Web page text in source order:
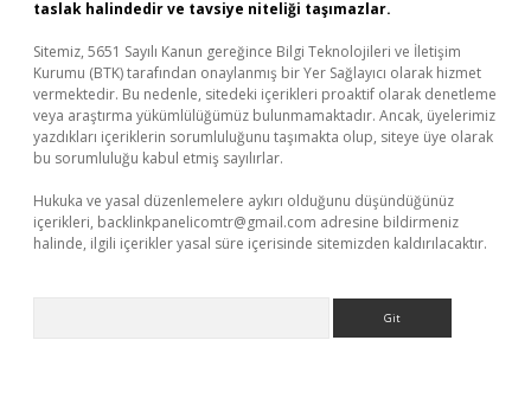
taslak halindedir ve tavsiye niteliği taşımazlar.
Sitemiz, 5651 Sayılı Kanun gereğince Bilgi Teknolojileri ve İletişim
Kurumu (BTK) tarafından onaylanmış bir Yer Sağlayıcı olarak hizmet
vermektedir. Bu nedenle, sitedeki içerikleri proaktif olarak denetleme
veya araştırma yükümlülüğümüz bulunmamaktadır. Ancak, üyelerimiz
yazdıkları içeriklerin sorumluluğunu taşımakta olup, siteye üye olarak
bu sorumluluğu kabul etmiş sayılırlar.
Hukuka ve yasal düzenlemelere aykırı olduğunu düşündüğünüz
içerikleri, backlinkpanelicomtr@gmail.com adresine bildirmeniz
halinde, ilgili içerikler yasal süre içerisinde sitemizden kaldırılacaktır.